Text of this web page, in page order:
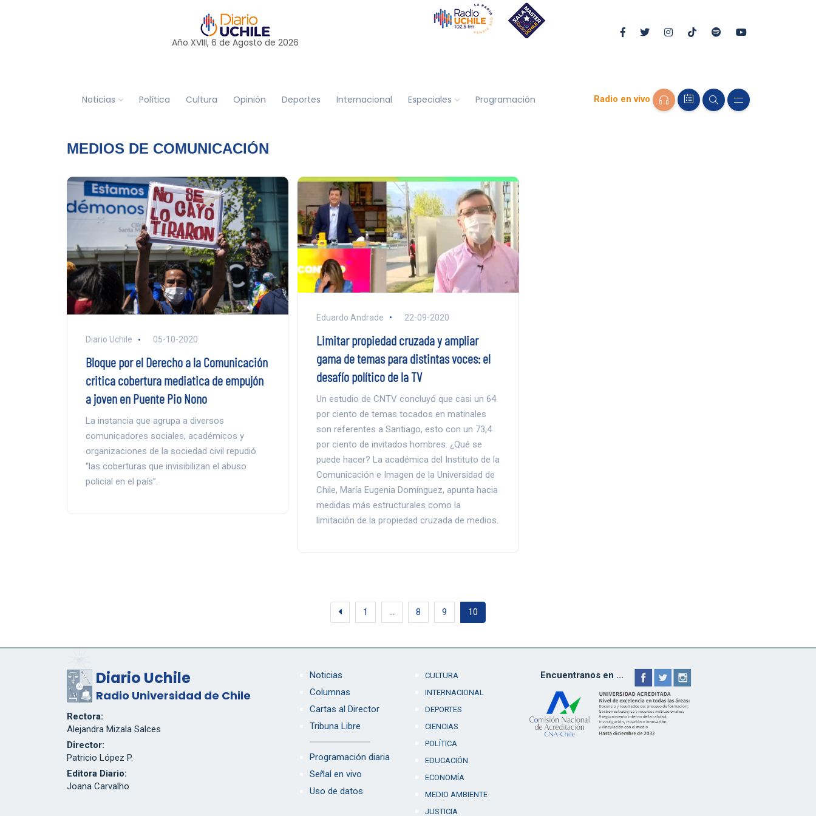
Año XVIII, 6 de Agosto de 2026
Noticias Política Cultura Opinión Deportes Internacional Especiales Programación Radio en vivo
MEDIOS DE COMUNICACIÓN
Diario Uchile 05-10-2020
Bloque por el Derecho a la Comunicación
critica cobertura mediatica de empujón
a joven en Puente Pio Nono
La instancia que agrupa a diversos
comunicadores sociales, académicos y
organizaciones de la sociedad civil repudió
“las coberturas que invisibilizan el abuso
policial en el país”.
Eduardo Andrade 22-09-2020
Limitar propiedad cruzada y ampliar
gama de temas para distintas voces: el
desafío político de la TV
Un estudio de CNTV concluyó que casi un 64
por ciento de temas tocados en matinales
son referentes a Santiago, esto con un 73,4
por ciento de invitados hombres. ¿Qué se
puede hacer? La académica del Instituto de la
Comunicación e Imagen de la Universidad de
Chile, María Eugenia Domínguez, apunta hacia
medidas más estructurales como la
limitación de la propiedad cruzada de medios.
1 … 8 9 10
Diario Uchile
Radio Universidad de Chile
Rectora:
Alejandra Mizala Salces
Director:
Patricio López P.
Editora Diario:
Joana Carvalho
Noticias
Columnas
Cartas al Director
Tribuna Libre
Programación diaria
Señal en vivo
Uso de datos
CULTURA
INTERNACIONAL
DEPORTES
CIENCIAS
POLÍTICA
EDUCACIÓN
ECONOMÍA
MEDIO AMBIENTE
JUSTICIA
Encuentranos en ...